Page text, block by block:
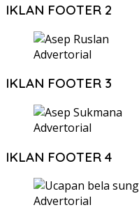
IKLAN FOOTER 2
Advertorial
IKLAN FOOTER 3
Advertorial
IKLAN FOOTER 4
Advertorial